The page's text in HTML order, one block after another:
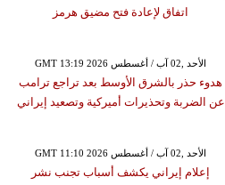
اتفاق لإعادة فتح مضيق هرمز
GMT 13:19 2026 الأحد ,02 آب / أغسطس
هدوء حذر بالشرق الأوسط بعد تراجع ترامب
عن الضربة وتحذيرات أميركية وتصعيد إيراني
GMT 11:10 2026 الأحد ,02 آب / أغسطس
إعلام إيراني يكشف أسباب تجنب نشر